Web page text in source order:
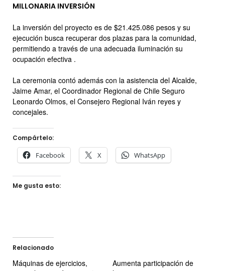
MILLONARIA INVERSIÓN
La inversión del proyecto es de $21.425.086 pesos y su
ejecución busca recuperar dos plazas para la comunidad,
permitiendo a través de una adecuada iluminación su
ocupación efectiva .
La ceremonia contó además con la asistencia del Alcalde,
Jaime Amar, el Coordinador Regional de Chile Seguro
Leonardo Olmos, el Consejero Regional Iván reyes y
concejales.
Compártelo:
Facebook X WhatsApp
Me gusta esto:
Relacionado
Máquinas de ejercicios,
Aumenta participación de